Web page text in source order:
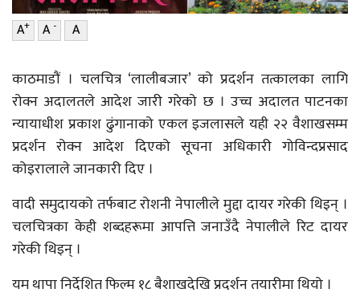
A+ A- A
काठमाडौं । चलचित्र ‘लालीबजार’ को प्रदर्शन तत्कालका लागि
रोक्न अदालतले आदेश जारी गरेको छ । उच्च अदालत पाटनका
न्यायाधीश प्रकाश ढुंगानाको एकल इजलासले यही २२ वैशाखसम्म
प्रदर्शन रोक्न आदेश दिएको सूचना अधिकारी गोविन्दप्रसाद
कोइरालाले जानकारी दिए ।
वादी समुदायको तर्फबाट रोशनी नेपालीले मुद्दा दायर गरेकी थिइन् ।
चलचित्रका केही शब्दहरूमा आपत्ति जनाउँदै नेपालीले रिट दायर
गरेकी थिइन् ।
यम थापा निर्देशित फिल्म १८ बैशाखदेखि प्रदर्शन तयारीमा थियो ।